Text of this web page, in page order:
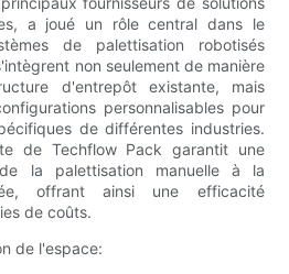
a joué un rôle central dans le
de palettisation robotisés
non seulement de manière
d'entrepôt existante, mais
personnalisables pour
de différentes industries.
de Techflow Pack garantit une
la palettisation manuelle à la
offrant ainsi une efficacité
de coûts.
de l'espace: